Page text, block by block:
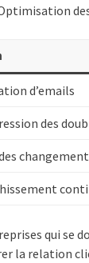
d’emails
des
qui se
la relation